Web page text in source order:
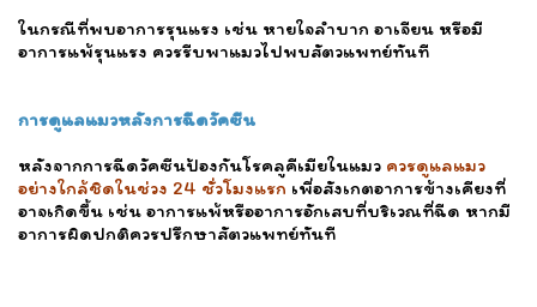
ในกรณีที่พบอาการรุนแรง เช่น หายใจลำบาก อาเจียน หรือมี
อาการแพ้รุนแรง ควรรีบพาแมวไปพบสัตวแพทย์ทันที
การดูแลแมวหลังการฉีดวัคซีน
หลังจากการฉีดวัคซีนป้องกันโรคลูคีเมียในแมว ควรดูแลแมว
อย่างใกล้ชิดในช่วง 24 ชั่วโมงแรก เพื่อสังเกตอาการข้างเคียงที่
อาจเกิดขึ้น เช่น อาการแพ้หรืออาการอักเสบที่บริเวณที่ฉีด หากมี
อาการผิดปกติควรปรึกษาสัตวแพทย์ทันที